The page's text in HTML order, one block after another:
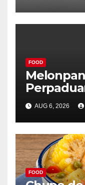
FOOD
Es Krim
AUG 6, 2026
FOOD